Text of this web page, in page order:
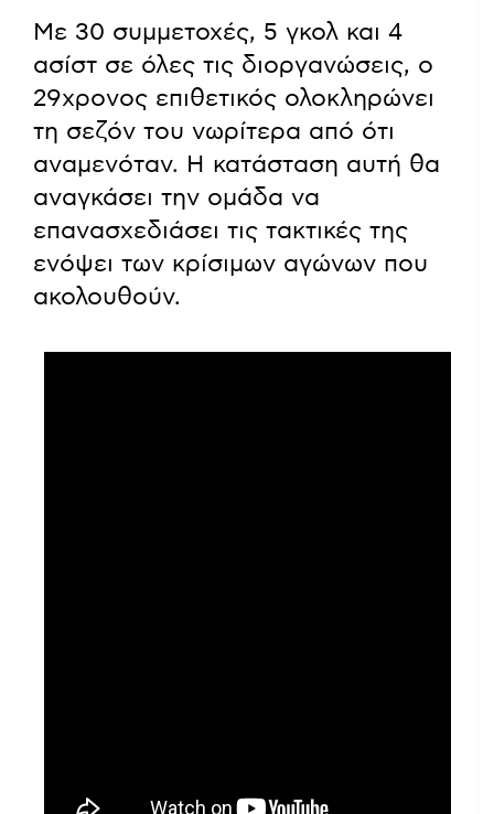
Με 30 συμμετοχές, 5 γκολ και 4
ασίστ σε όλες τις διοργανώσεις, ο
29χρονος επιθετικός ολοκληρώνει
τη σεζόν του νωρίτερα από ότι
αναμενόταν. Η κατάσταση αυτή θα
αναγκάσει την ομάδα να
επανασχεδιάσει τις τακτικές της
ενόψει των κρίσιμων αγώνων που
ακολουθούν.